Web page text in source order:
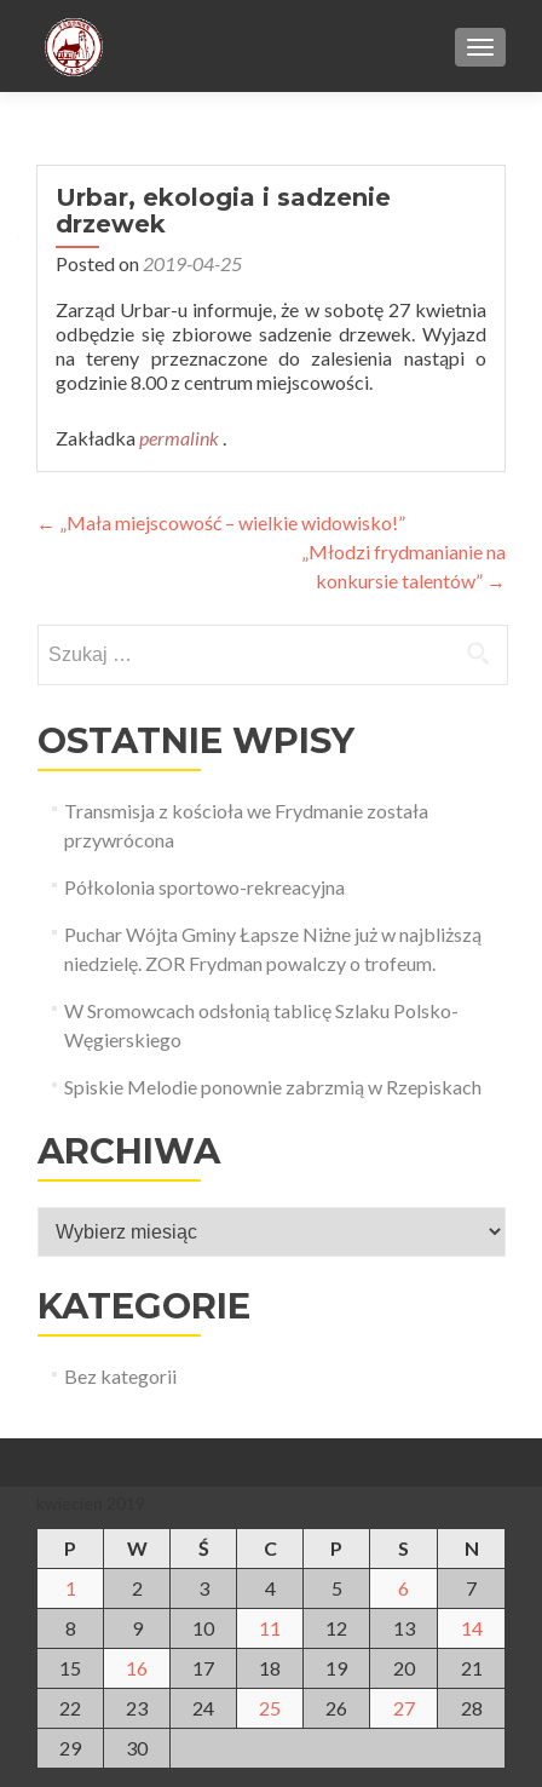
Urbar, ekologia i sadzenie
drzewek
Posted on 2019-04-25
Zarząd Urbar-u informuje, że w sobotę 27 kwietnia
odbędzie się zbiorowe sadzenie drzewek. Wyjazd
na tereny przeznaczone do zalesienia nastąpi o
godzinie 8.00 z centrum miejscowości.
Zakładkapermalink .
Zobacz
← „Mała miejscowość – wielkie widowisko!”
„Młodzi frydmanianie na
konkursie talentów” →
OSTATNIE WPISY
Transmisja z kościoła we Frydmanie została
przywrócona
Półkolonia sportowo-rekreacyjna
Puchar Wójta Gminy Łapsze Niżne już w najbliższą
niedzielę. ZOR Frydman powalczy o trofeum.
W Sromowcach odsłonią tablicę Szlaku Polsko-
Węgierskiego
Spiskie Melodie ponownie zabrzmią w Rzepiskach
ARCHIWA
Archiwa
KATEGORIE
Bez kategorii
P W Ś C P S
N
1
2 3 4 5 6
7
8
9 10 11 12 13
14
15
16 17 18 19 20
21
22
23 24 25 26 27
28
29
30